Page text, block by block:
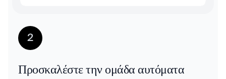
2
Προσκαλέστε την ομάδα αυτόματα